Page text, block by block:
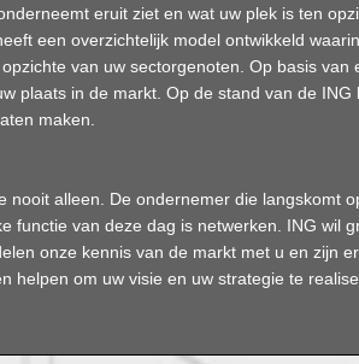
eruit ziet en wat uw plek is ten
een overzichtelijk model ontwikkeld
van uw sectorgenoten. Op basis van
plaats in de markt. Op de stand van de ING
maken.
nooit alleen. De ondernemer die langskomt
functie van deze dag is netwerken. ING wil
onze kennis van de markt met u en zijn
helpen om uw visie en uw strategie te